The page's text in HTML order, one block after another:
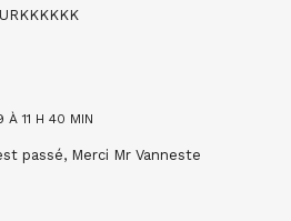
À 11 H 40 MIN
passé, Merci Mr Vanneste